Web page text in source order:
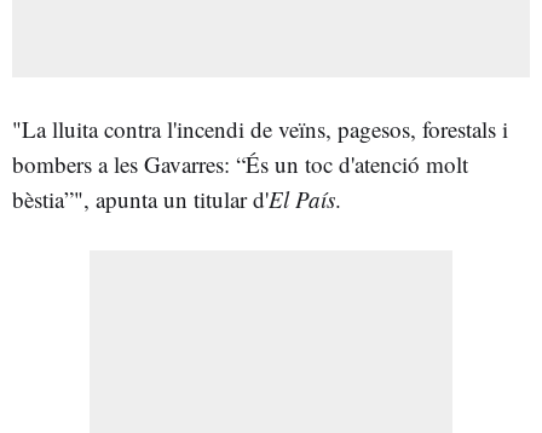
"La lluita contra l'incendi de veïns, pagesos, forestals i
bombers a les Gavarres: “És un toc d'atenció molt
bèstia”", apunta un titular d'El País.